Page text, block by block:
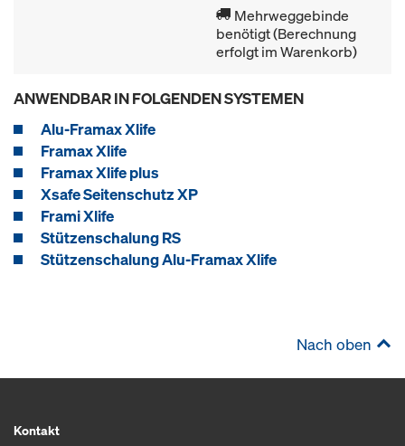
Mehrweggebinde
benötigt (Berechnung
erfolgt im Warenkorb)
ANWENDBAR IN FOLGENDEN SYSTEMEN
Alu-Framax Xlife
Framax Xlife
Framax Xlife plus
Xsafe Seitenschutz XP
Frami Xlife
Stützenschalung RS
Stützenschalung Alu-Framax Xlife
Nach oben
Kontakt